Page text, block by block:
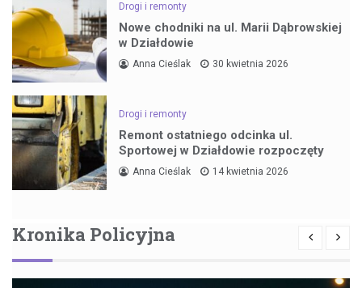
Drogi i remonty
Nowe chodniki na ul. Marii Dąbrowskiej
w Działdowie
Anna Cieślak 30 kwietnia 2026
Drogi i remonty
Remont ostatniego odcinka ul.
Sportowej w Działdowie rozpoczęty
Anna Cieślak 14 kwietnia 2026
Kronika Policyjna